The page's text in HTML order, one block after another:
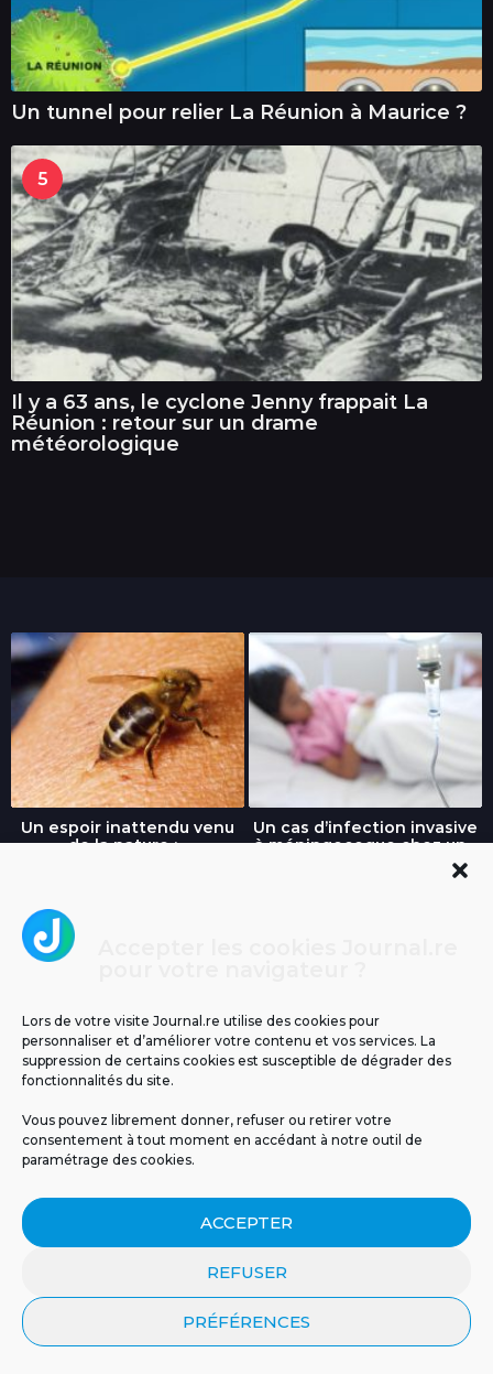
Lors de votre visite Journal.re utilise des cookies pour
personnaliser et d’améliorer votre contenu et vos services. La
suppression de certains cookies est susceptible de dégrader des
fonctionnalités du site.
Vous pouvez librement donner, refuser ou retirer votre
consentement à tout moment en accédant à notre outil de
paramétrage des cookies.
ACCEPTER
REFUSER
PRÉFÉRENCES
Un tunnel pour relier La Réunion à Maurice ?
5
Il y a 63 ans, le cyclone Jenny frappait La
Réunion : retour sur un drame
météorologique
Un espoir inattendu venu
de la nature :...
Un cas d’infection invasive
à méningocoque chez un...
Journal.re
Cliquez pour accepter les cookies
marketing et activer ce contenu